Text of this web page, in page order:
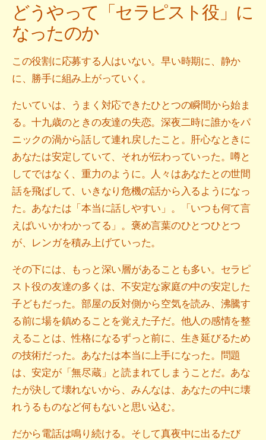
どうやって「セラピスト役」に
なったのか
この役割に応募する人はいない。早い時期に、静か
に、勝手に組み上がっていく。
たいていは、うまく対応できたひとつの瞬間から始ま
る。十九歳のときの友達の失恋。深夜二時に誰かをパ
ニックの渦から話して連れ戻したこと。肝心なときに
あなたは安定していて、それが伝わっていった。噂と
してではなく、重力のように。人々はあなたとの世間
話を飛ばして、いきなり危機の話から入るようになっ
た。あなたは「本当に話しやすい」。「いつも何て言
えばいいかわかってる」。褒め言葉のひとつひとつ
が、レンガを積み上げていった。
その下には、もっと深い層があることも多い。セラピ
スト役の友達の多くは、不安定な家庭の中の安定した
子どもだった。部屋の反対側から空気を読み、沸騰す
る前に場を鎮めることを覚えた子だ。他人の感情を整
えることは、性格になるずっと前に、生き延びるため
の技術だった。あなたは本当に上手になった。問題
は、安定が「無尽蔵」と読まれてしまうことだ。あな
たが決して壊れないから、みんなは、あなたの中に壊
れうるものなど何もないと思い込む。
だから電話は鳴り続ける。そして真夜中に出るたび